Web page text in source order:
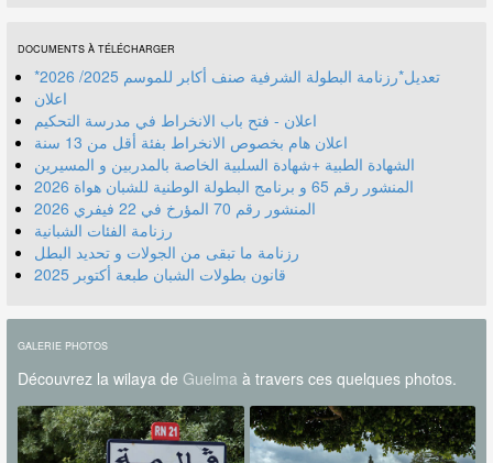
DOCUMENTS À TÉLÉCHARGER
*تعديل*رزنامة البطولة الشرفية صنف أكابر للموسم 2025/ 2026
اعلان
اعلان - فتح باب الانخراط في مدرسة التحكيم
اعلان هام بخصوص الانخراط بفئة أقل من 13 سنة
الشهادة الطبية +شهادة السلبية الخاصة بالمدربين و المسيرين
المنشور رقم 70 المؤرخ في 22 فيفري 2026
رزنامة الفئات الشبانية
رزنامة ما تبقى من الجولات و تحديد البطل
قانون بطولات الشبان طبعة أكتوبر 2025
GALERIE PHOTOS
Découvrez la wilaya de Guelmaà travers ces quelques photos.